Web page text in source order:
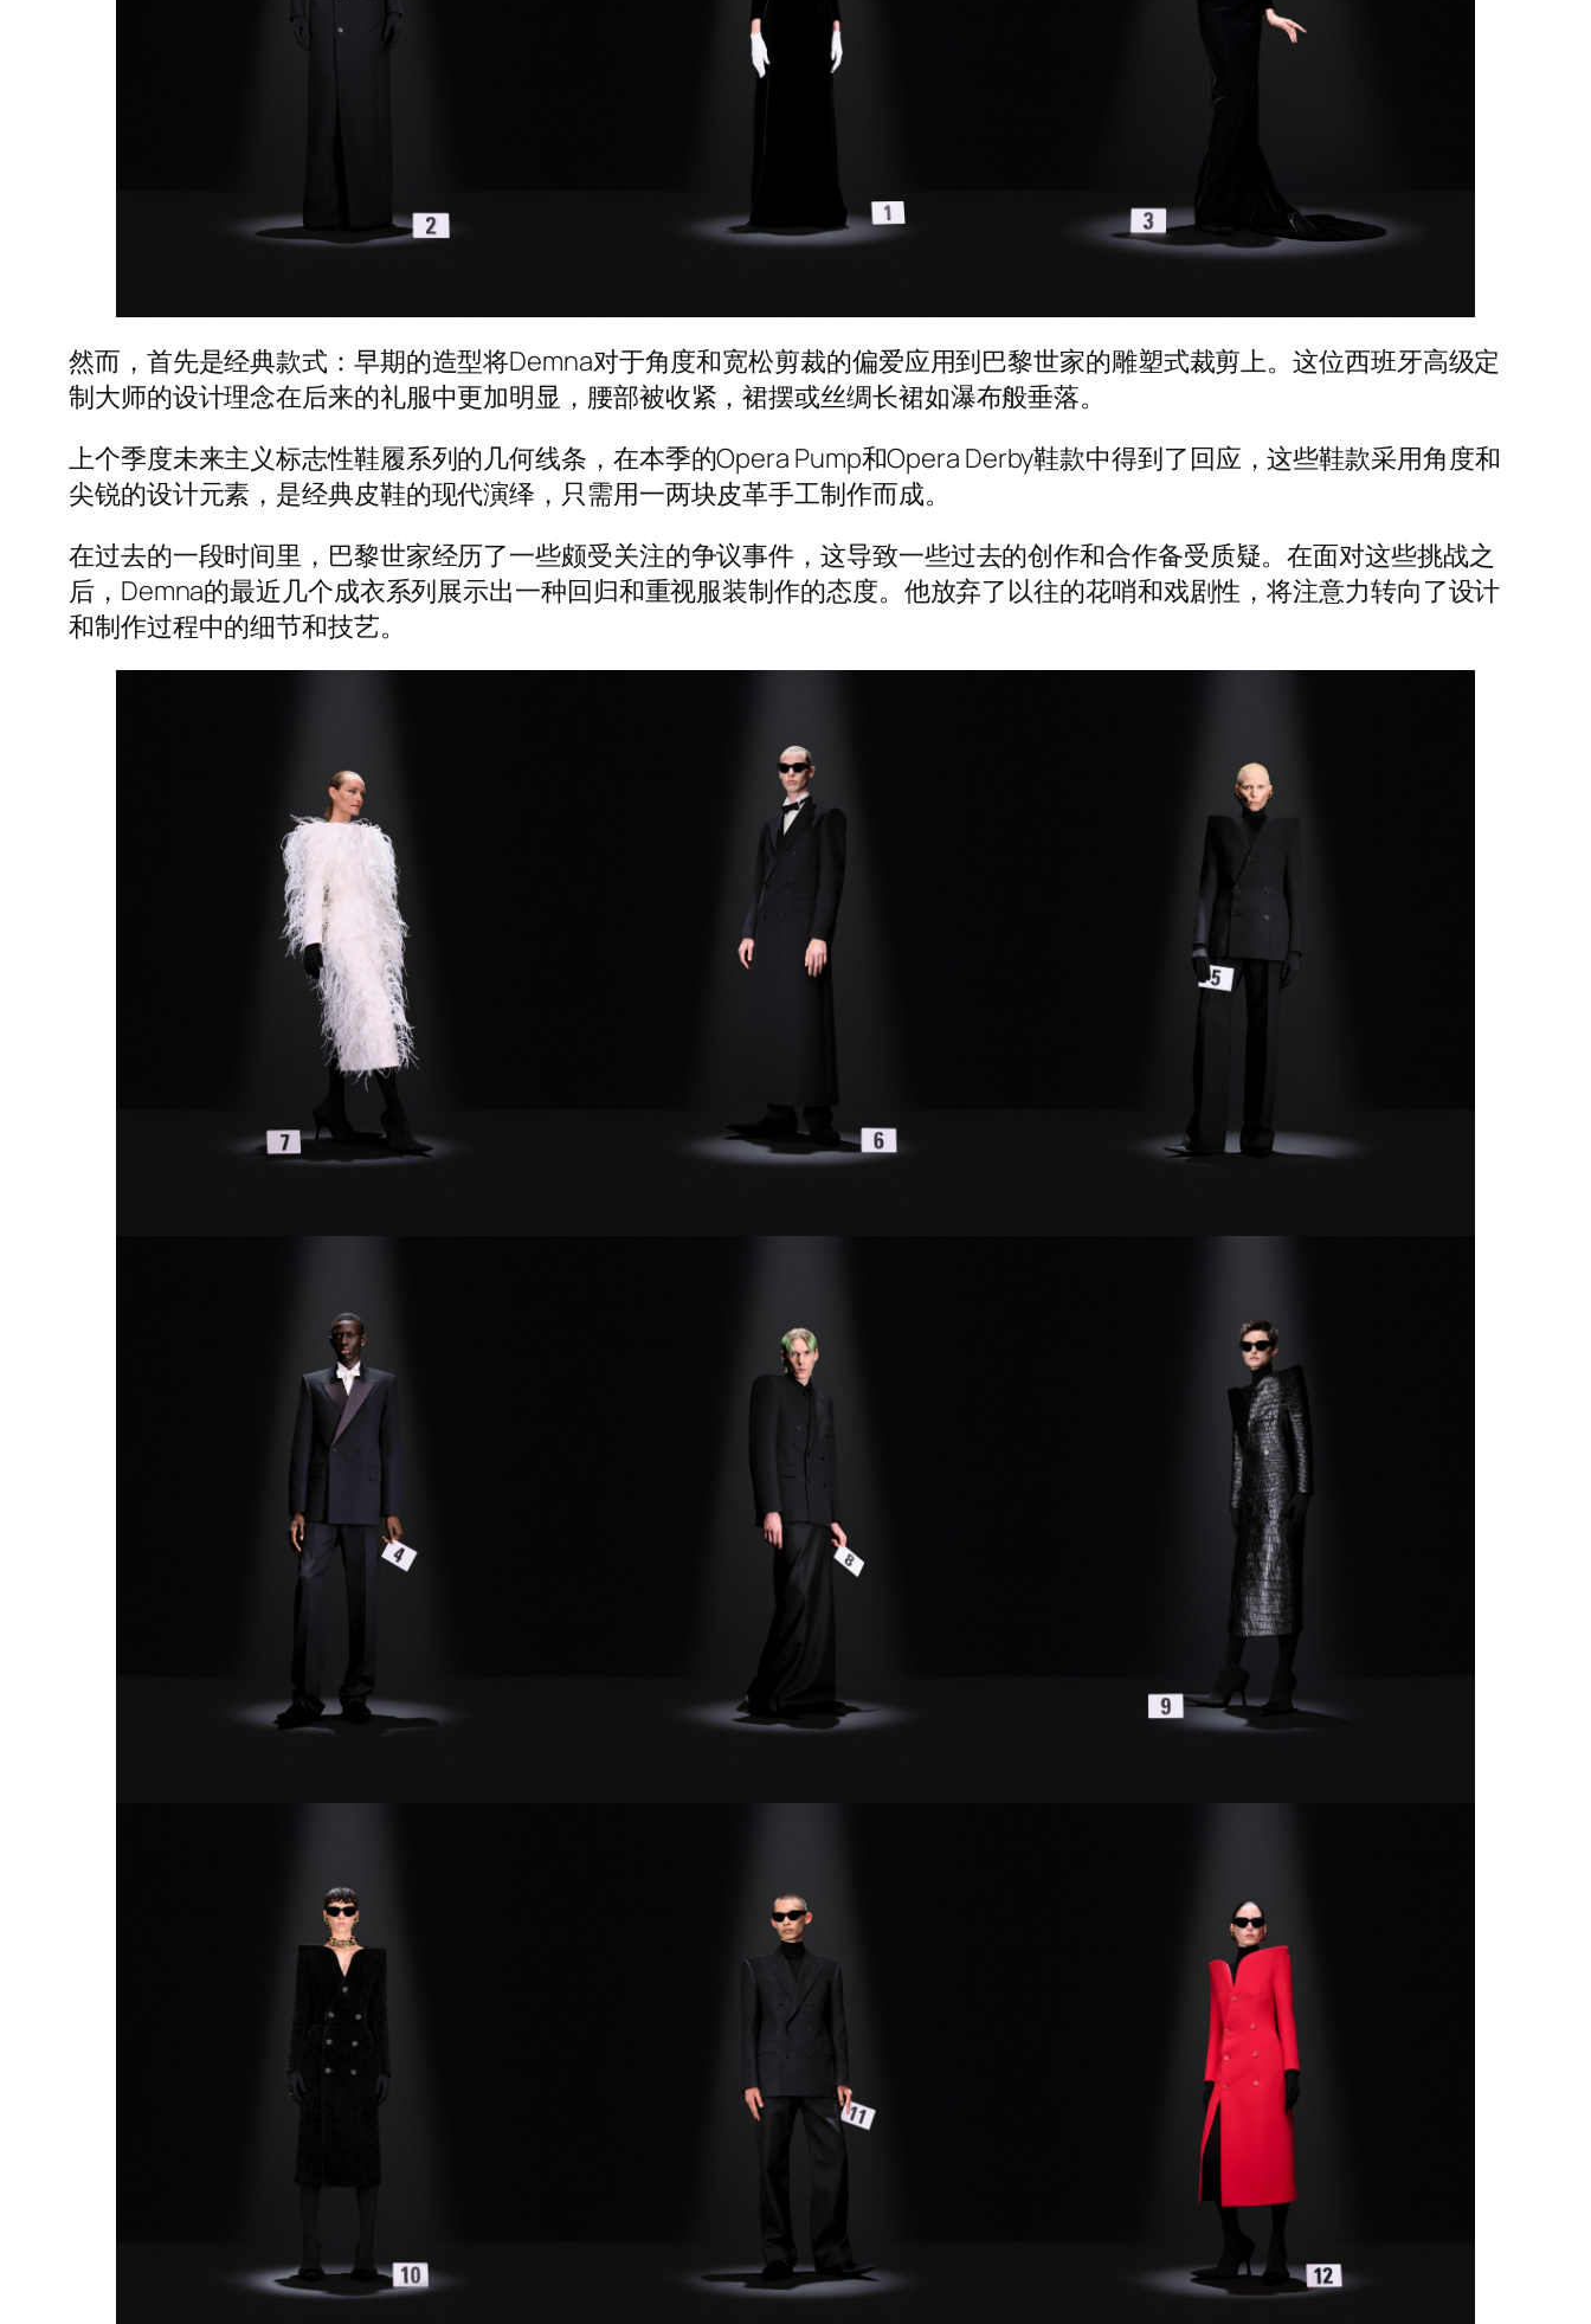
然而，首先是经典款式：早期的造型将Demna对于角度和宽松剪裁的偏爱应用到巴黎世家的雕塑式裁剪上。这位西班牙高级定
制大师的设计理念在后来的礼服中更加明显，腰部被收紧，裙摆或丝绸长裙如瀑布般垂落。
上个季度未来主义标志性鞋履系列的几何线条，在本季的Opera Pump和Opera Derby鞋款中得到了回应，这些鞋款采用角度和
尖锐的设计元素，是经典皮鞋的现代演绎，只需用一两块皮革手工制作而成。
在过去的一段时间里，巴黎世家经历了一些颇受关注的争议事件，这导致一些过去的创作和合作备受质疑。在面对这些挑战之
后，Demna的最近几个成衣系列展示出一种回归和重视服装制作的态度。他放弃了以往的花哨和戏剧性，将注意力转向了设计
和制作过程中的细节和技艺。